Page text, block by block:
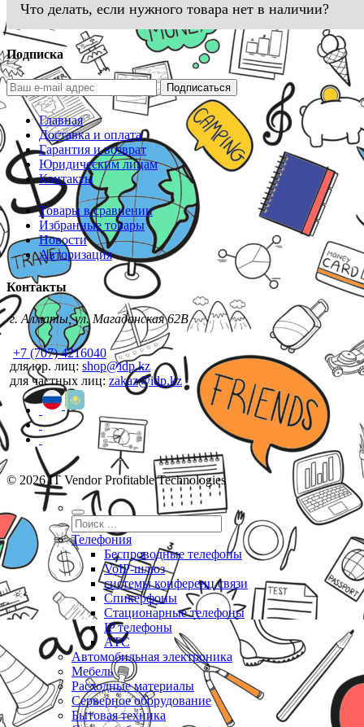
Что делать, если нужного товара нет в наличии?
Подписка
Подписаться
Главная
Доставка и оплата
Гарантия и возврат
Юридическим лицам
Контакты
Товары в сравнении
Избранные товары
Новости
Авторизация
Контакты
г. Алматы, ул. Магаданская 62В
+7 (707) 4216040
для юр. лиц: shop@idp.kz
для частных лиц: zakaz@idp.kz
© 2026 IT Vendor Profitable Technologies
Телефония
Беспроводные телефоны
VoIP-шлюз
системы конференц связи
Спикерфоны
Стационарные телефоны
IP телефоны
АТС
Автомобильная электроника
Мебель
Расходные материалы
Серверное оборудование
Бытовая техника